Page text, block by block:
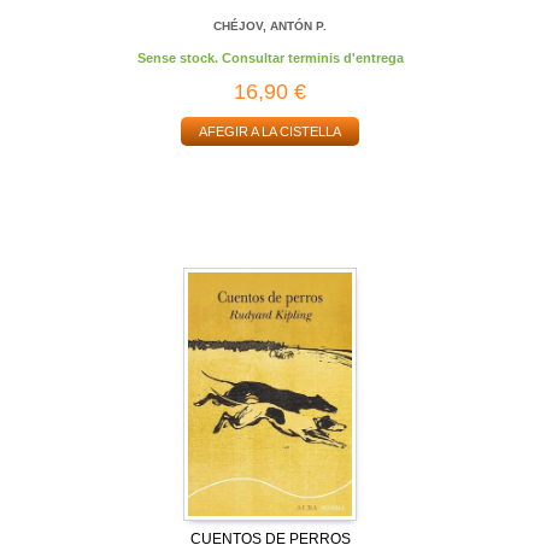
CHÉJOV, ANTÓN P.
Sense stock. Consultar terminis d'entrega
16,90 €
AFEGIR A LA CISTELLA
CUENTOS DE PERROS